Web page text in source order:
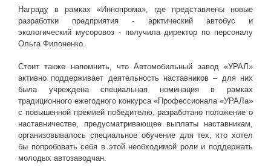
Награду в рамках «Иннопрома», где представлены новые
разработки предприятия - арктический автобус и
экологический мусоровоз - получила директор по персоналу
Ольга Филоненко.
Стоит также напомнить, что Автомобильный завод «УРАЛ»
активно поддерживает деятельность наставников – для них
была учреждена специальная номинация в рамках
традиционного ежегодного конкурса «Профессионала «УРАЛа»
с повышенной премией победителю, разработано положение о
наставничестве, предусматривающее выплаты наставникам,
организовывалось специальное обучение для тех, кто хотел
бы попробовать себя в этой необходимой роли и поддержать
молодых автозаводчан.